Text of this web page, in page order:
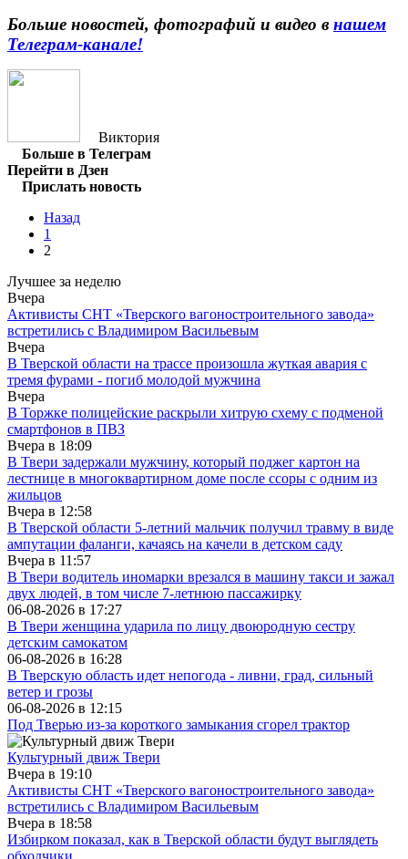
Больше новостей, фотографий и видео в нашем
Телеграм-канале!
Виктория
Больше в Телеграм
Перейти в Дзен
Прислать новость
Назад
1
2
Лучшее за неделю
Вчера
Активисты СНТ «Тверского вагоностроительного завода»
встретились с Владимиром Васильевым
Вчера
В Тверской области на трассе произошла жуткая авария с
тремя фурами - погиб молодой мужчина
Вчера
В Торжке полицейские раскрыли хитрую схему с подменой
смартфонов в ПВЗ
Вчера в 18:09
В Твери задержали мужчину, который поджег картон на
лестнице в многоквартирном доме после ссоры с одним из
жильцов
Вчера в 12:58
В Тверской области 5-летний мальчик получил травму в виде
ампутации фаланги, качаясь на качели в детском саду
Вчера в 11:57
В Твери водитель иномарки врезался в машину такси и зажал
двух людей, в том числе 7-летнюю пассажирку
06-08-2026 в 17:27
В Твери женщина ударила по лицу двоюродную сестру
детским самокатом
06-08-2026 в 16:28
В Тверскую область идет непогода - ливни, град, сильный
ветер и грозы
06-08-2026 в 12:15
Под Тверью из-за короткого замыкания сгорел трактор
Культурный движ Твери
Вчера в 19:10
Активисты СНТ «Тверского вагоностроительного завода»
встретились с Владимиром Васильевым
Вчера в 18:58
Избирком показал, как в Тверской области будут выглядеть
обходчики